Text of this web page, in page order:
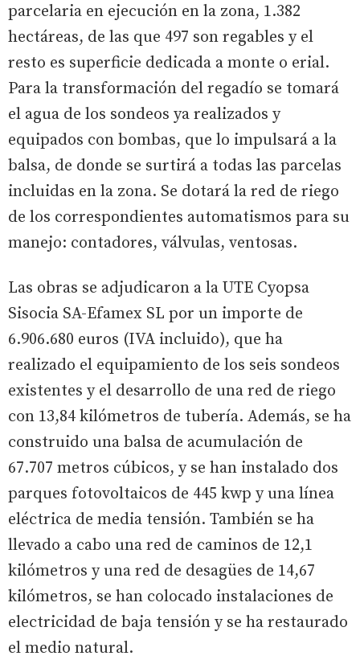
parcelaria en ejecución en la zona, 1.382
hectáreas, de las que 497 son regables y el
resto es superficie dedicada a monte o erial.
Para la transformación del regadío se tomará
el agua de los sondeos ya realizados y
equipados con bombas, que lo impulsará a la
balsa, de donde se surtirá a todas las parcelas
incluidas en la zona. Se dotará la red de riego
de los correspondientes automatismos para su
manejo: contadores, válvulas, ventosas.
Las obras se adjudicaron a la UTE Cyopsa
Sisocia SA-Efamex SL por un importe de
6.906.680 euros (IVA incluido), que ha
realizado el equipamiento de los seis sondeos
existentes y el desarrollo de una red de riego
con 13,84 kilómetros de tubería. Además, se ha
construido una balsa de acumulación de
67.707 metros cúbicos, y se han instalado dos
parques fotovoltaicos de 445 kwp y una línea
eléctrica de media tensión. También se ha
llevado a cabo una red de caminos de 12,1
kilómetros y una red de desagües de 14,67
kilómetros, se han colocado instalaciones de
electricidad de baja tensión y se ha restaurado
el medio natural.